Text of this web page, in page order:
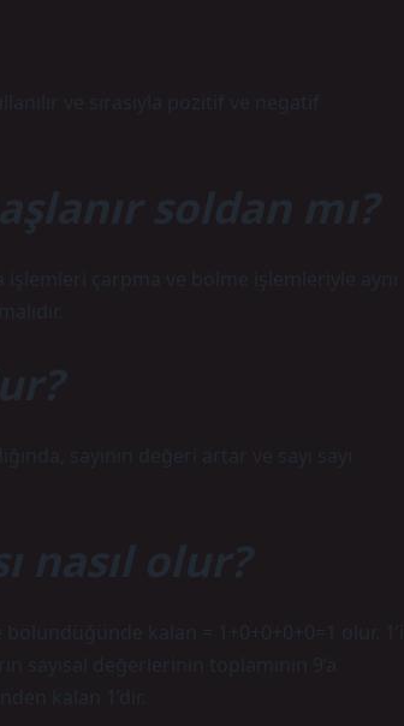
ve sırasıyla pozitif ve negatif
soldan mı?
işlemleri çarpma ve bölme işlemleriyle aynı
sayının değeri artar ve sayı sayı
nasıl olur?
kalan = 1+0+0+0+0=1 olur. 1’in
sayısal değerlerinin toplamının 9’a
kalan 1’dir.